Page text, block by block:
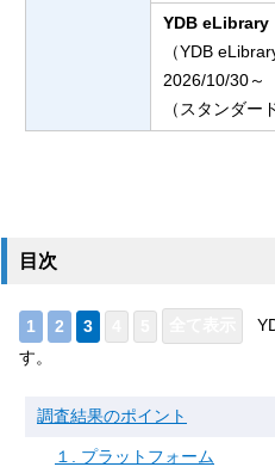
YDB eLibrary
（YDB
2026/10/30～
（スタンダ
目次
す。
調査結果のポイント
１. プラットフォーム